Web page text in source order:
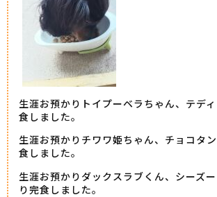
生涯お預かりトイプーベラちゃん、テデ
食しました。
生涯お預かりチワワ姫ちゃん、チョコタ
食しました。
生涯お預かりダックスラブくん、シーズ
り完食しました。